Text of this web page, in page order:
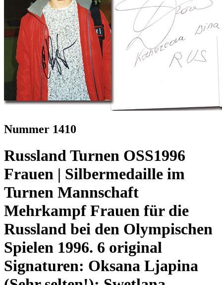
Nummer 1410
Russland Turnen OSS1996
Frauen | Silbermedaille im
Turnen Mannschaft
Mehrkampf Frauen für die
Russland bei den Olympischen
Spielen 1996. 6 original
Signaturen: Oksana Ljapina